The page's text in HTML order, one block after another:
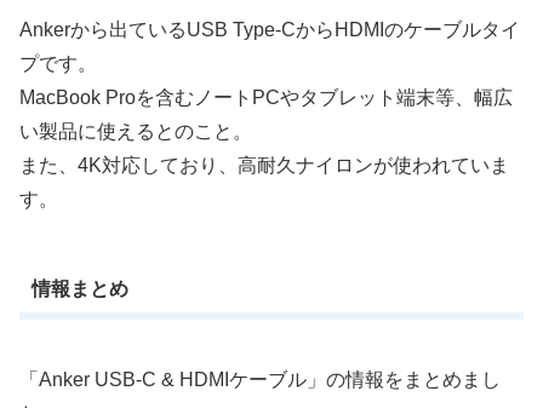
Ankerから出ているUSB Type-CからHDMIのケーブルタイ
プです。
MacBook Proを含むノートPCやタブレット端末等、幅広
い製品に使えるとのこと。
また、4K対応しており、高耐久ナイロンが使われていま
す。
情報まとめ
「Anker USB-C & HDMIケーブル」の情報をまとめまし